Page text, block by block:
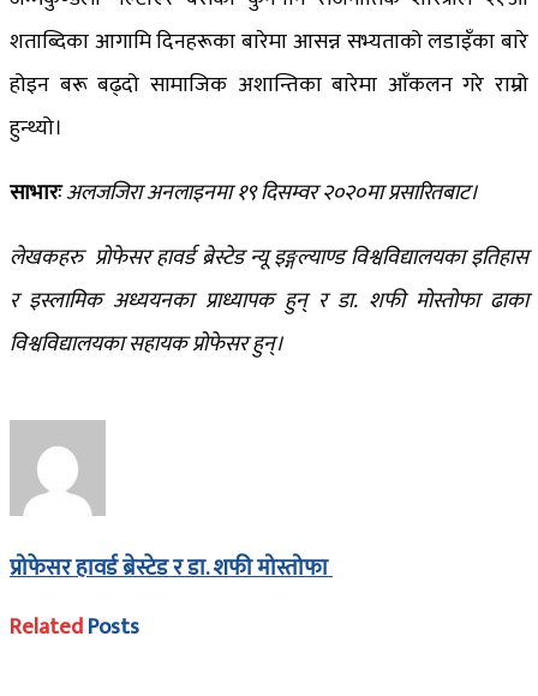
शताब्दिका आगामि दिनहरूका बारेमा आसन्न सभ्यताको लडाइँका बारे
होइन बरू बढ्दो सामाजिक अशान्तिका बारेमा आँकलन गरे राम्रो
हुन्थ्यो।
साभारःअलजजिरा अनलाइनमा १९ दिसम्वर २०२०मा प्रसारितबाट।
लेखकहरु प्रोफेसर हावर्ड ब्रेस्टेड न्यू इङ्गल्याण्ड विश्वविद्यालयका इतिहास
र इस्लामिक अध्ययनका प्राध्यापक हुन् र डा. शफी मोस्तोफा ढाका
विश्वविद्यालयका सहायक प्रोफेसर हुन्।
प्रोफेसर हावर्ड ब्रेस्टेड र डा. शफी मोस्तोफा
RelatedPosts